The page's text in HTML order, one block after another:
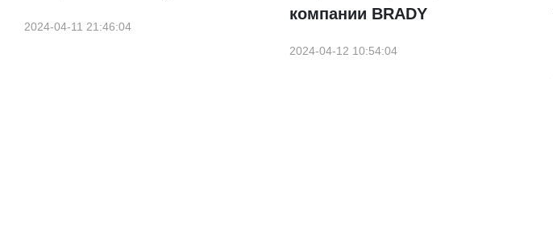
2024-04-11 21:46:04
компании BRADY
2024-04-12 10:54:04